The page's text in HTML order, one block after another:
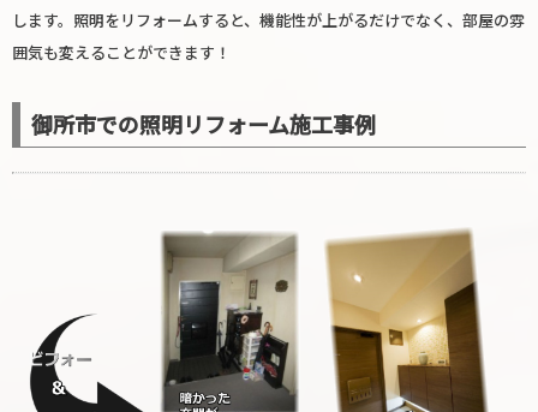
します。照明をリフォームすると、機能性が上がるだけでなく、部屋の雰
囲気も変えることができます！
御所市での照明リフォーム施工事例